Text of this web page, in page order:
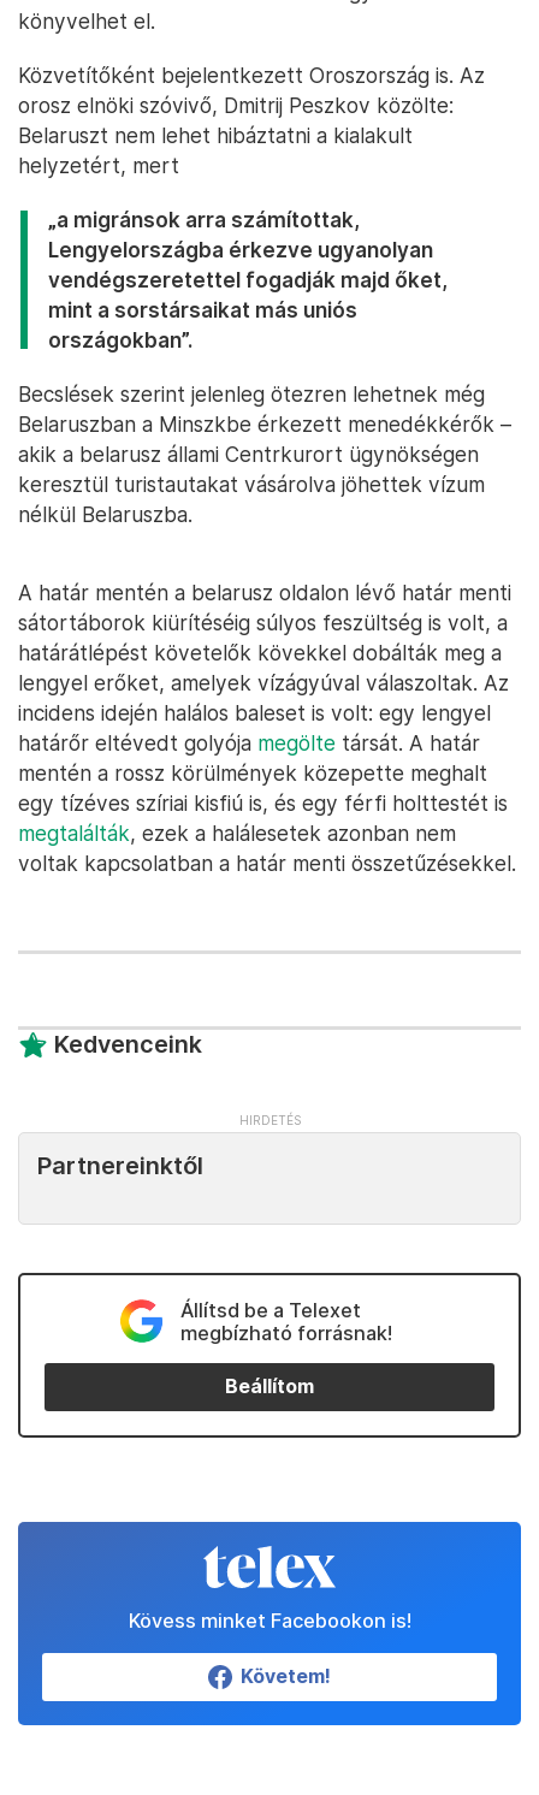
könyvelhet el.
Közvetítőként bejelentkezett Oroszország is. Az
orosz elnöki szóvivő, Dmitrij Peszkov közölte:
Belaruszt nem lehet hibáztatni a kialakult
helyzetért, mert
„a migránsok arra számítottak,
Lengyelországba érkezve ugyanolyan
vendégszeretettel fogadják majd őket,
mint a sorstársaikat más uniós
országokban”.
Becslések szerint jelenleg ötezren lehetnek még
Belaruszban a Minszkbe érkezett menedékkérők –
akik a belarusz állami Centrkurort ügynökségen
keresztül turistautakat vásárolva jöhettek vízum
nélkül Belaruszba.
A határ mentén a belarusz oldalon lévő határ menti
sátortáborok kiürítéséig súlyos feszültség is volt, a
határátlépést követelők kövekkel dobálták meg a
lengyel erőket, amelyek vízágyúval válaszoltak. Az
incidens idején halálos baleset is volt: egy lengyel
határőr eltévedt golyója megölte társát. A határ
mentén a rossz körülmények közepette meghalt
egy tízéves szíriai kisfiú is, és egy férfi holttestét is
megtalálták, ezek a halálesetek azonban nem
voltak kapcsolatban a határ menti összetűzésekkel.
Kedvenceink
Partnereinktől
Állítsd be a Telexet
megbízható forrásnak!
Beállítom
Kövess minket Facebookon is!
Követem!